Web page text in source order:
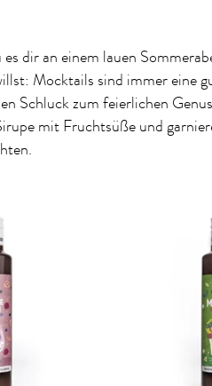
dir an einem lauen
Mocktails sind immer eine
Schluck zum feierlichen
mit Fruchtsüße und